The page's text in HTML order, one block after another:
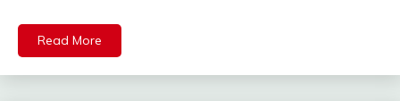
Read More